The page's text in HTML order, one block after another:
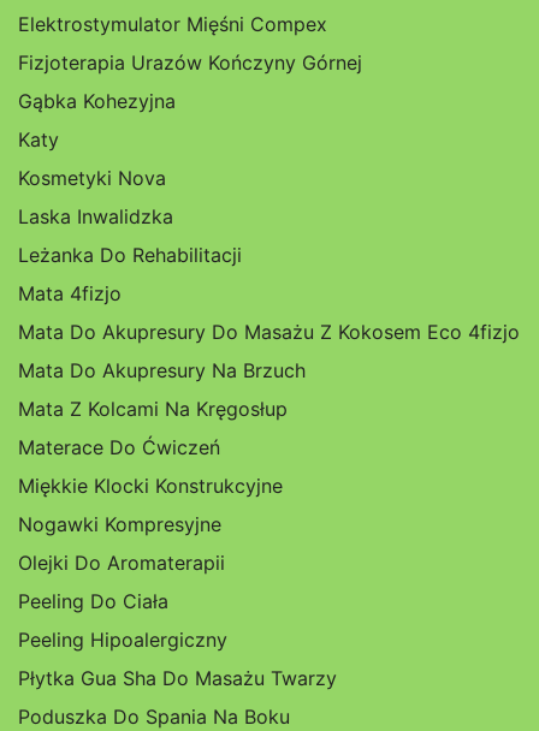
Elektrostymulator Mięśni Compex
Fizjoterapia Urazów Kończyny Górnej
Gąbka Kohezyjna
Katy
Kosmetyki Nova
Laska Inwalidzka
Leżanka Do Rehabilitacji
Mata 4fizjo
Mata Do Akupresury Do Masażu Z Kokosem Eco 4fizjo
Mata Do Akupresury Na Brzuch
Mata Z Kolcami Na Kręgosłup
Materace Do Ćwiczeń
Miękkie Klocki Konstrukcyjne
Nogawki Kompresyjne
Olejki Do Aromaterapii
Peeling Do Ciała
Peeling Hipoalergiczny
Płytka Gua Sha Do Masażu Twarzy
Poduszka Do Spania Na Boku